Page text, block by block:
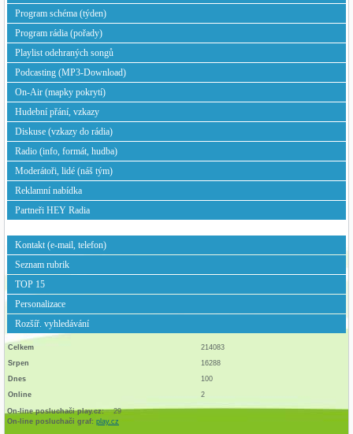
Program schéma (týden)
Program rádia (pořady)
Playlist odehraných songů
Podcasting (MP3-Download)
On-Air (mapky pokrytí)
Hudební přání, vzkazy
Diskuse (vzkazy do rádia)
Radio (info, formát, hudba)
Moderátoři, lidé (náš tým)
Reklamní nabídka
Partneři HEY Radia
Kontakt (e-mail, telefon)
Seznam rubrik
TOP 15
Personalizace
Rozšíř. vyhledávání
Celkem
214083
Srpen
16288
Dnes
100
Online
2
On-line posluchači play.cz:
29
On-line posluchači graf: play.cz